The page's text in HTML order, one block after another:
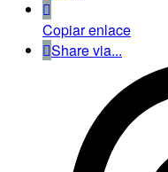
Copiar enlace
Share via...